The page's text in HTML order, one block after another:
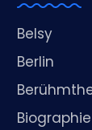
Belsy
Berlin
Biographie